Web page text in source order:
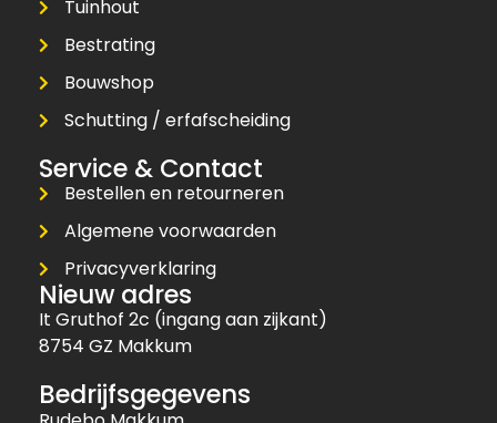
Tuinhout
Bestrating
Bouwshop
Schutting / erfafscheiding
Service & Contact
Bestellen en retourneren
Algemene voorwaarden
Privacyverklaring
Nieuw adres
It Gruthof 2c (ingang aan zijkant)
8754 GZ Makkum
Bedrijfsgegevens